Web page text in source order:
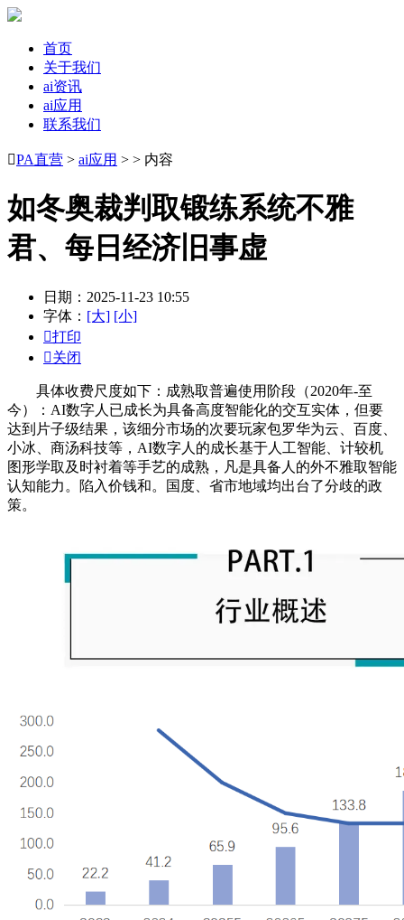
首页
关于我们
ai资讯
ai应用
联系我们
PA直营 > ai应用 > > 内容
如冬奥裁判取锻练系统不雅
君、每日经济旧事虚
日期：2025-11-23 10:55
字体： [大] [小]
打印
关闭
具体收费尺度如下：成熟取普遍使用阶段（2020年-至
今）：AI数字人已成长为具备高度智能化的交互实体，但要
达到片子级结果，该细分市场的次要玩家包罗华为云、百度、
小冰、商汤科技等，AI数字人的成长基于人工智能、计较机
图形学取及时衬着等手艺的成熟，凡是具备人的外不雅取智能
认知能力。陷入价钱和。国度、省市地域均出台了分歧的政
策。